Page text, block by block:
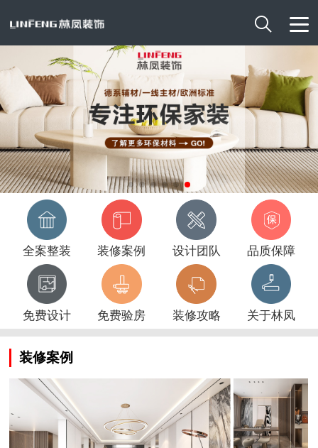

全案整装 装修案例 设计团队 品质保障
免费设计 免费验房 装修攻略 关于林凤
装修案例